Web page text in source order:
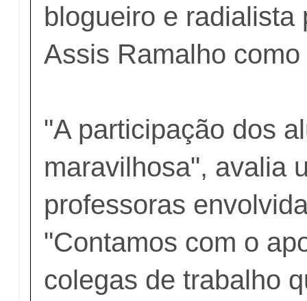
blogueiro e radialista
Assis Ramalho
"A participação dos
maravilhosa", avalia
professoras
"Contamos com o
colegas de trabalho